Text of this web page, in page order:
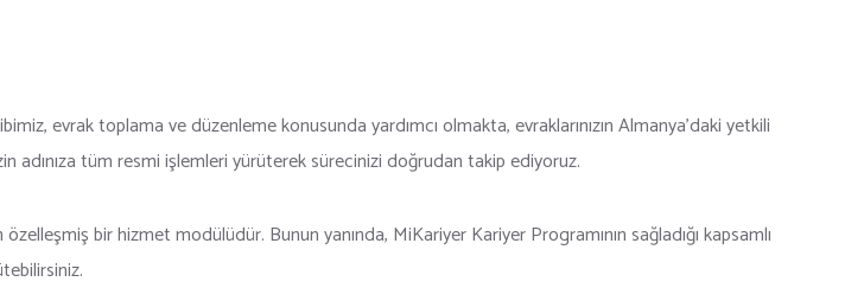
evrak toplama ve düzenleme konusunda yardımcı olmakta, evraklarınızın Almanya’daki yetkili
adınıza tüm resmi işlemleri yürüterek sürecinizi doğrudan takip ediyoruz.
bir hizmet modülüdür. Bunun yanında, MiKariyer Kariyer Programının sağladığı kapsamlı